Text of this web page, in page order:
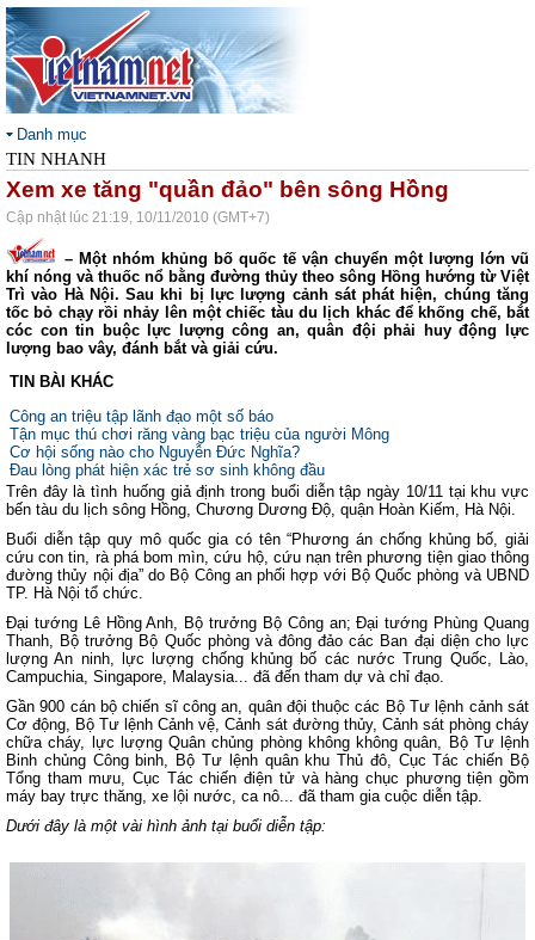
Danh mục
TIN NHANH
Xem xe tăng "quần đảo" bên sông Hồng
Cập nhật lúc 21:19, 10/11/2010 (GMT+7)
– Một nhóm khủng bố quốc tế vận chuyển một lượng lớn vũ
khí nóng và thuốc nổ bằng đường thủy theo sông Hồng hướng từ Việt
Trì vào Hà Nội. Sau khi bị lực lượng cảnh sát phát hiện, chúng tăng
tốc bỏ chạy rồi nhảy lên một chiếc tàu du lịch khác để khống chế, bắt
cóc con tin buộc lực lượng công an, quân đội phải huy động lực
lượng bao vây, đánh bắt và giải cứu.
TIN BÀI KHÁC
Công an triệu tập lãnh đạo một số báo
Tận mục thú chơi răng vàng bạc triệu của người Mông
Cơ hội sống nào cho Nguyễn Đức Nghĩa?
Đau lòng phát hiện xác trẻ sơ sinh không đầu
Trên đây là tình huống giả định trong buổi diễn tập ngày 10/11 tại khu vực
bến tàu du lịch sông Hồng, Chương Dương Độ, quận Hoàn Kiếm, Hà Nội.
Buổi diễn tập quy mô quốc gia có tên “Phương án chống khủng bố, giải
cứu con tin, rà phá bom mìn, cứu hộ, cứu nạn trên phương tiện giao thông
đường thủy nội địa” do Bộ Công an phối hợp với Bộ Quốc phòng và UBND
TP. Hà Nội tổ chức.
Đại tướng Lê Hồng Anh, Bộ trưởng Bộ Công an; Đại tướng Phùng Quang
Thanh, Bộ trưởng Bộ Quốc phòng và đông đảo các Ban đại diện cho lực
lượng An ninh, lực lượng chống khủng bố các nước Trung Quốc, Lào,
Campuchia, Singapore, Malaysia... đã đến tham dự và chỉ đạo.
Gần 900 cán bộ chiến sĩ công an, quân đội thuộc các Bộ Tư lệnh cảnh sát
Cơ động, Bộ Tư lệnh Cảnh vệ, Cảnh sát đường thủy, Cảnh sát phòng cháy
chữa cháy, lực lượng Quân chủng phòng không không quân, Bộ Tư lệnh
Binh chủng Công binh, Bộ Tư lệnh quân khu Thủ đô, Cục Tác chiến Bộ
Tổng tham mưu, Cục Tác chiến điện tử và hàng chục phương tiện gồm
máy bay trực thăng, xe lội nước, ca nô... đã tham gia cuộc diễn tập.
Dưới đây là một vài hình ảnh tại buổi diễn tập: